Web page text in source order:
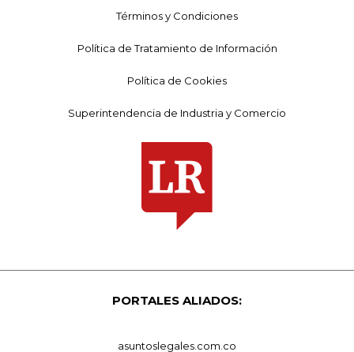
Términos y Condiciones
Política de Tratamiento de Información
Política de Cookies
Superintendencia de Industria y Comercio
PORTALES ALIADOS:
asuntoslegales.com.co